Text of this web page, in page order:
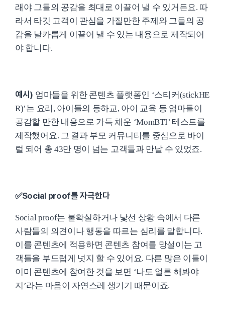
래야 그들의 공감을 최대로 이끌어 낼 수 있거든요. 따
라서 타깃 고객이 관심을 가질만한 주제와 그들의 공
감을 날카롭게 이끌어 낼 수 있는 내용으로 제작되어
야 합니다.
예시) 엄마들을 위한 콘텐츠 플랫폼인 ‘스티커(stickHE
R)’는 요리, 아이들의 등하교, 아이 교육 등 엄마들이
공감할 만한 내용으로 가득 채운 ‘MomBTI’ 테스트를
제작했어요. 그 결과 부모 커뮤니티를 중심으로 바이
럴 되어 총 43만 명이 넘는 고객들과 만날 수 있었죠.
✅Social proof를 자극한다
Social proof는 불확실하거나 낯선 상황 속에서 다른
사람들의 의견이나 행동을 따르는 심리를 말합니다.
이를 콘텐츠에 적용하면 콘텐츠 참여를 망설이는 고
객들을 부드럽게 넛지 할 수 있어요. 다른 많은 이들이
이미 콘텐츠에 참여한 것을 보면 ‘나도 얼른 해봐야
지’라는 마음이 자연스레 생기기 때문이죠.